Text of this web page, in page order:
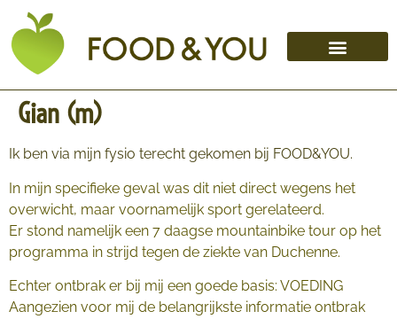
Gian (m)
Ik ben via mijn fysio terecht gekomen bij FOOD&YOU.
In mijn specifieke geval was dit niet direct wegens het
overwicht, maar voornamelijk sport gerelateerd.
Er stond namelijk een 7 daagse mountainbike tour op het
programma in strijd tegen de ziekte van Duchenne.
Echter ontbrak er bij mij een goede basis: VOEDING
Aangezien voor mij de belangrijkste informatie ontbrak